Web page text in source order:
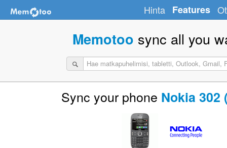
Hinta Features
Memotoo sync all you
Sync your phone Nokia 302